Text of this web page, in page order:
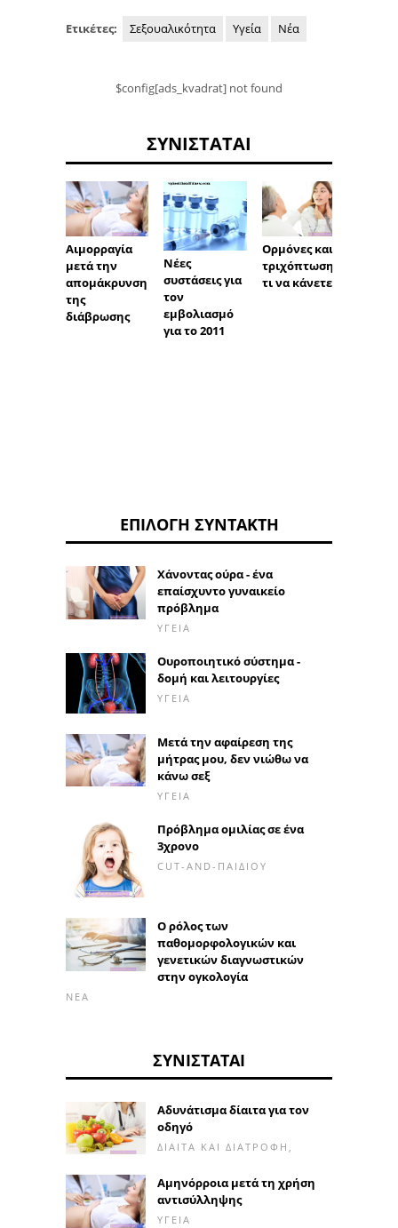
Ετικέτες: Σεξουαλικότητα Υγεία Νέα
$config[ads_kvadrat] not found
ΣΥΝΙΣΤΆΤΑΙ
Αιμορραγία
μετά την
απομάκρυνση
της
διάβρωσης
Νέες
συστάσεις για
τον
εμβολιασμό
για το 2011
Ορμόνες και
τριχόπτωση -
τι να κάνετε;
ΕΠΙΛΟΓΉ ΣΥΝΤΆΚΤΗ
Χάνοντας ούρα - ένα
επαίσχυντο γυναικείο
πρόβλημα
ΥΓΕΊΑ
Ουροποιητικό σύστημα -
δομή και λειτουργίες
ΥΓΕΊΑ
Μετά την αφαίρεση της
μήτρας μου, δεν νιώθω να
κάνω σεξ
ΥΓΕΊΑ
Πρόβλημα ομιλίας σε ένα
3χρονο
CUT-AND-ΠΑΙΔΙΟΎ
Ο ρόλος των
παθομορφολογικών και
γενετικών διαγνωστικών
στην ογκολογία
ΝΈΑ
ΣΥΝΙΣΤΆΤΑΙ
Αδυνάτισμα δίαιτα για τον
οδηγό
ΔΊΑΙΤΑ ΚΑΙ ΔΙΑΤΡΟΦΉ,
Αμηνόρροια μετά τη χρήση
αντισύλληψης
ΥΓΕΊΑ